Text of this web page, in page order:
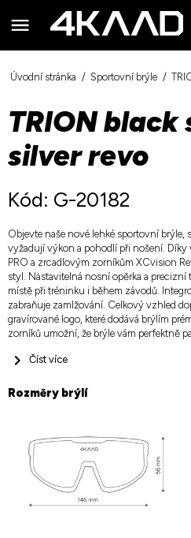
Úvodní stránka Sportovní brýle
TRION black
silver revo
Kód: G-20182
Objevte naše nové lehké sportovní brýle,
vyžadují výkon a pohodlí při nošení.
PRO a zrcadlovým zorníkům XCvision
styl. Nastavitelná nosní opěrka a precizní
místě při tréninku i během závodů.
zabraňuje zamlžování. Celkový vzhled
gravírované logo, které dodává brýlím
zorníků umožní, že brýle vám perfektně
Číst více
Rozměry brýlí